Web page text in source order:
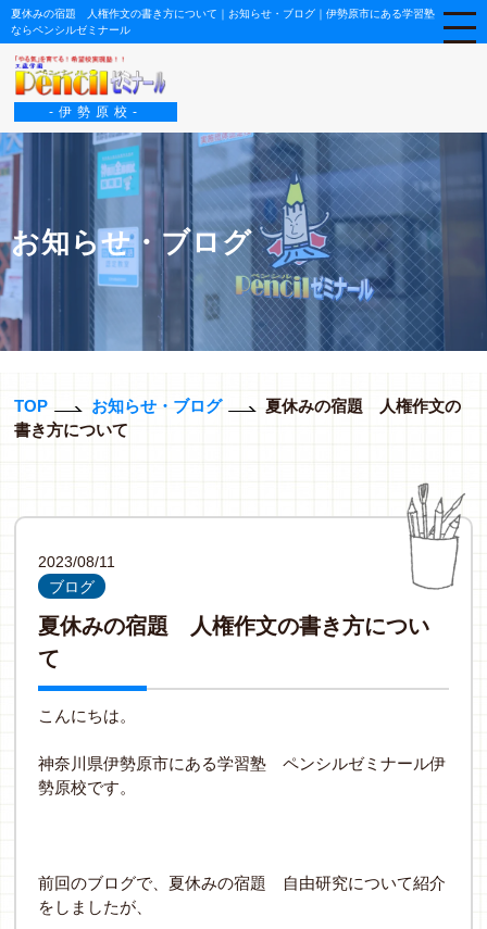
夏休みの宿題 人権作文の書き方について｜お知らせ・ブログ｜伊勢原市にある学習塾
ならペンシルゼミナール
-伊勢原校-
お知らせ・ブログ
TOP お知らせ・ブログ
夏休みの宿題 人権作文の
書き方について
2023/08/11
ブログ
夏休みの宿題 人権作文の書き方につい
て
こんにちは。
神奈川県伊勢原市にある学習塾 ペンシルゼミナール伊
勢原校です。
前回のブログで、夏休みの宿題 自由研究について紹介
をしましたが、